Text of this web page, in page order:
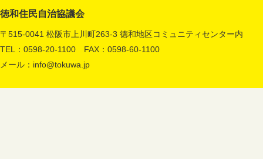
徳和住民自治協議会
〒515-0041 松阪市上川町263-3 徳和地区コミュニティセンター内
TEL：0598-20-1100 FAX：0598-60-1100
メール： info@tokuwa.jp